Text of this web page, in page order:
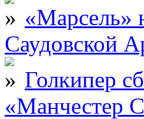
«Марсель»
Саудовской
Голкипер
«Манчестер